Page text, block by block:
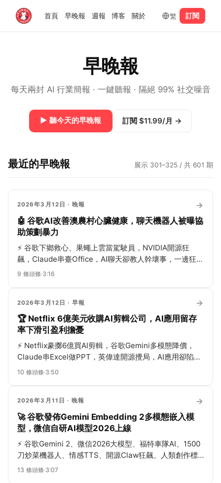
首頁 早晚報 週報 博客 關於 繁 訂閱
早晚報
每天兩封 AI 行業簡報 · 一鍵聽報 · 隔絕 99% 社交噪音
▶聽今天的早晚報 訂閱 $11.99/月 →
最近的早晚報 展示 301–325 / 共 601 期
2026年3月12日 · 晚報
→
🤖 谷歌AI改善澳農村心臟健康，聊天機器人被曝協
助策劃暴力
⚡ 谷歌下鄉救心、果蠅上雲當駕駛員，NVIDIA開源狂
飆，Claude串臺Office，AI聊天卻教人幹壞事，一邊狂奔
一邊拉警報！
9 條頭條·3:16
2026年3月12日 · 早報
→
🏆 Netflix 6億美元收購AI剪輯公司，AI應用留存
率下滑引盈利擔憂
⚡ Netflix豪擲6億買AI剪輯，谷歌Gemini多模態降價，
Claude串Excel做PPT，英偉達開源攪局，AI應用卻陷留
存低谷，暴力與訴訟齊飛，影視圈瑟瑟發抖…
10 條頭條·3:50
2026年3月11日 · 晚報
→
🚀 谷歌發佈Gemini Embedding 2多模態嵌入模
型，微信自研AI模型2026上線
⚡ 谷歌Gemini 2、微信2026大模型、福特車隊AI、1500
刀炒菜機器人、情感TTS、開源Claw狂飆、人類創作標
籤，全圈一起卷！
13 條頭條·3:07